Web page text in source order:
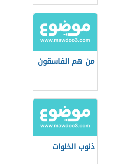
من هم الفاسقون
ذنوب الخلوات